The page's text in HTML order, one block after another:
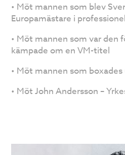
• Möt mannen som blev
Europamästare i
• Möt mannen som var den
kämpade om en VM-titel
• Möt mannen som
• Möt John Andersson –